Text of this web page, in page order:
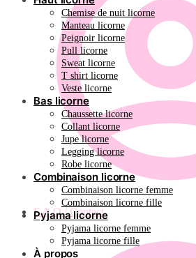
F.A.Q / Contact
Chemise de nuit licorne
Manteau licorne
Peignoir licorne
Pull licorne
Sweat licorne
T shirt licorne
Veste licorne
Bas licorne
Chaussette licorne
Collant licorne
Jupe licorne
Legging licorne
Robe licorne
Combinaison licorne
Combinaison licorne femme
Combinaison licorne fille
Pyjama licorne
Pyjama licorne femme
Pyjama licorne fille
À propos